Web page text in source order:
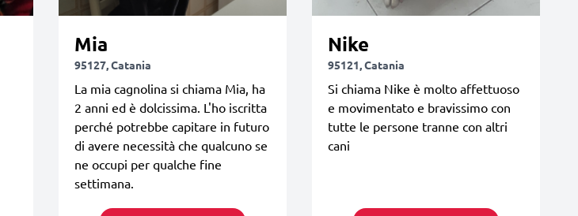
Mia
95127, Catania
La mia cagnolina si chiama Mia, ha
2 anni ed è dolcissima. L'ho iscritta
perché potrebbe capitare in futuro
di avere necessità che qualcuno se
ne occupi per qualche fine
settimana.
Nike
95121, Catania
Si chiama Nike è molto affettuoso
e movimentato e bravissimo con
tutte le persone tranne con altri
cani